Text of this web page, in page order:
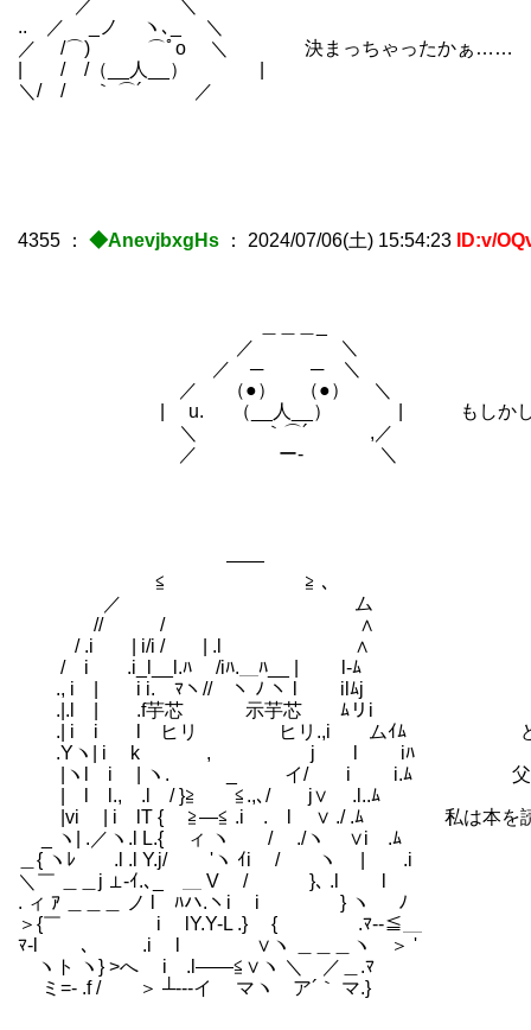
／ ＼
.. ／ _ノ ヽ､_ ＼
／ /⌒) ⌒ﾟo ＼ 決まっちゃったかぁ……
| / /（__人__） |
＼/ / ｀ ⌒´ ／
4355 ： ◆AnevjbxgHs ： 2024/07/06(土) 15:54:23 ID:v/
／ ＼
／ ─ ─ ＼
／ （●） （●） ＼
| u. （__人__） | もしかしてすごい武
＼ ｀⌒´ ,／
／ ー‐ ＼
――
≦ ≧ ､
／ ム
// / ∧
/ .i | i/i / | .l ∧
/ i .i_l__l.ﾊ /iﾊ.＿ﾊ__ | l-ﾑ
., i | i i. ﾏヽ// ヽ ﾉ ヽ l ilﾑj
.|.l | .f芋芯 示芋芯 ﾑリi
.| i i l ヒリ ヒリ.,i ムｲﾑ どうでしょう？ う
.Yヽ| i k , j l iﾊ
|ヽl i | ヽ. _ イ/ i i.ﾑ 父も王家とは最も栄え
| l l., .l / }≧ ≦.,､/ j∨ .l..ﾑ
|vi | i lT { ≧―≦ .i . l ∨ ./ .ﾑ 私は本を読んで
_ ヽ| .／ヽ.l L.{ ィ ヽ / ./ヽ ∨i .ﾑ
＿{ ヽﾚ .l .l Y.j/ ゝ 'ヽ ｲi / ヽ | .i
＼￣ ＿＿j ⊥-ｲ.､_ ＿ V / }､ .l l
. ィ ｱ ＿＿＿ ノ l ﾊハ.ヽi i } ヽ ﾉ
＞{￣ i lY.Y-L .} { .ﾏ--≦＿
ﾏ-l ､ .i l ∨ヽ ＿＿＿ヽ ＞ '
ヽト ヽ} >へ i .l――≦∨ヽ ＼ ／＿.ﾏ
ミ=- .f / ＞ ┴---イ マヽ ア´｀ マ.}